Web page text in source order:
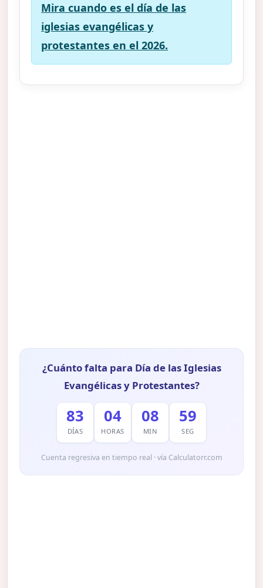
Mira cuando es el día de las
iglesias evangélicas y
protestantes en el 2026.
¿Cuánto falta para Día de las Iglesias
Evangélicas y Protestantes?
83
DÍAS
04
HORAS
08
MIN
58
SEG
Cuenta regresiva en tiempo real · vía Calculatorr.com